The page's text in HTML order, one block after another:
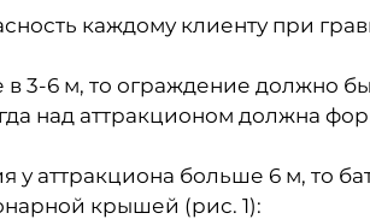
каждому клиенту при
3-6 м, то ограждение должно
над аттракционом должна
у аттракциона больше 6 м, то
крышей (рис. 1):